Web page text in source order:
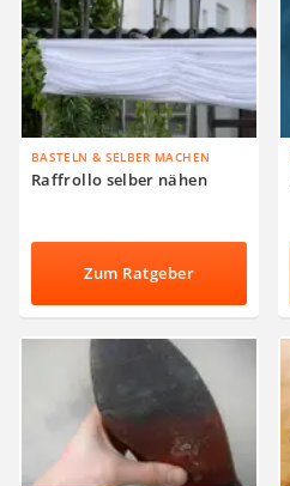
BASTELN & SELBER MACHEN
Raffrollo selber nähen
Zum Ratgeber